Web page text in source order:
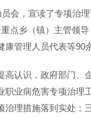
会，宣读了专项治
点乡（镇）主管领
管理人员代表等90
认识，政府部门
业病危害专项治
理措施落到实处